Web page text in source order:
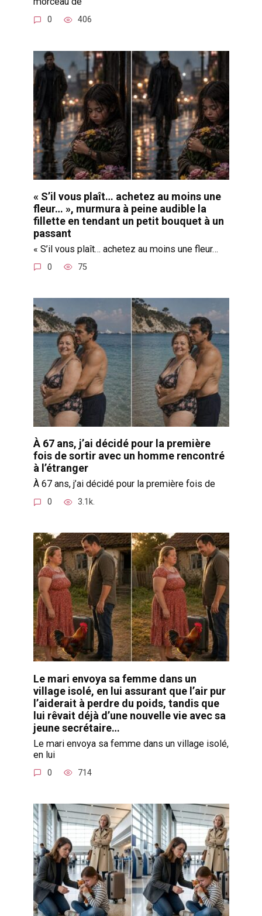
0 406
« S’il vous plaît… achetez au moins une
fleur… », murmura à peine audible la
fillette en tendant un petit bouquet à un
passant
« S’il vous plaît… achetez au moins une fleur…
0 75
À 67 ans, j’ai décidé pour la première
fois de sortir avec un homme rencontré
à l’étranger
À 67 ans, j’ai décidé pour la première fois de
0 3.1k.
Le mari envoya sa femme dans un
village isolé, en lui assurant que l’air pur
l’aiderait à perdre du poids, tandis que
lui rêvait déjà d’une nouvelle vie avec sa
jeune secrétaire…
Le mari envoya sa femme dans un village isolé,
en lui
0 714